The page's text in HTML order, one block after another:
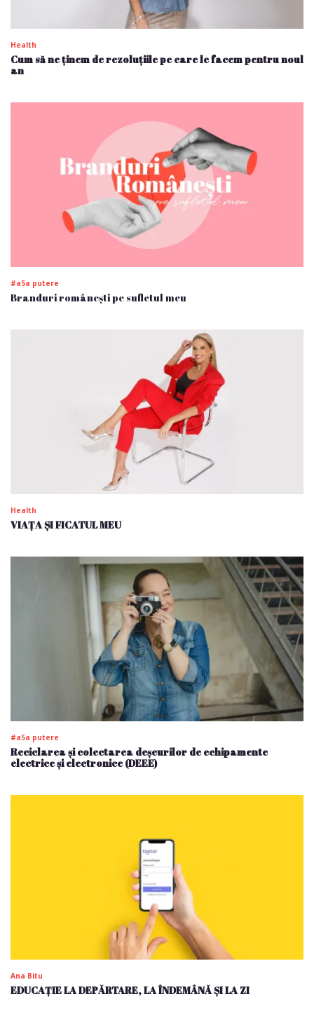
Health
Cum să ne ținem de rezoluțiile pe care le facem pentru noul
an
#a5a putere
Branduri românești pe sufletul meu
Health
VIAȚA ȘI FICATUL MEU
#a5a putere
Reciclarea și colectarea deșeurilor de echipamente
electrice și electronice (DEEE)
Ana Bitu
EDUCAȚIE LA DEPĂRTARE, LA ÎNDEMÂNĂ ȘI LA ZI